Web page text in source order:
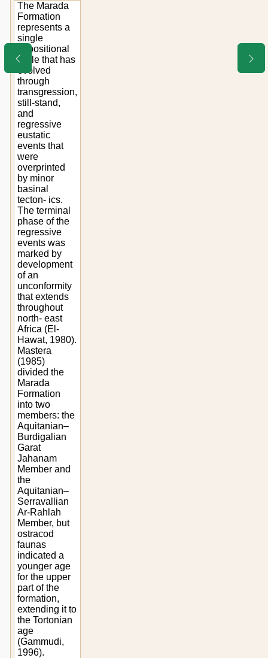
The Marada
Formation
represents a
single
depositional
cycle that has
evolved
through
transgression,
still-stand,
and
regressive
eustatic
events that
were
overprinted
by minor
basinal
tecton- ics.
The terminal
phase of the
regressive
events was
marked by
development
of an
unconformity
that extends
throughout
north- east
Africa (El-
Hawat, 1980).
Mastera
(1985)
divided the
Marada
Formation
into two
members: the
Aquitanian–
Burdigalian
Garat
Jahanam
Member and
the
Aquitanian–
Serravallian
Ar-Rahlah
Member, but
ostracod
faunas
indicated a
younger age
for the upper
part of the
formation,
extending it to
the Tortonian
age
(Gammudi,
1996).